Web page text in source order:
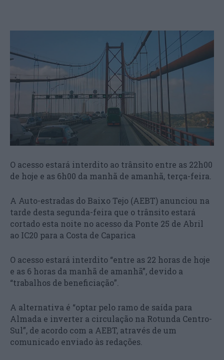
O acesso estará interdito ao trânsito entre as 22h00
de hoje e as 6h00 da manhã de amanhã, terça-feira.
A Auto-estradas do Baixo Tejo (AEBT) anunciou na
tarde desta segunda-feira que o trânsito estará
cortado esta noite no acesso da Ponte 25 de Abril
ao IC20 para a Costa de Caparica
O acesso estará interdito “entre as 22 horas de hoje
e as 6 horas da manhã de amanhã”, devido a
“trabalhos de beneficiação”.
A alternativa é “optar pelo ramo de saída para
Almada e inverter a circulação na Rotunda Centro-
Sul”, de acordo com a AEBT, através de um
comunicado enviado às redações.